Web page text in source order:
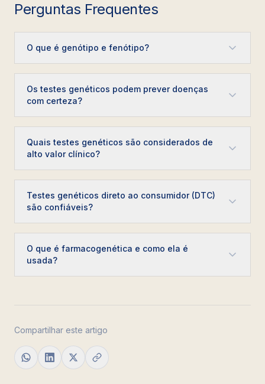
Perguntas Frequentes
O que é genótipo e fenótipo?
Os testes genéticos podem prever doenças
com certeza?
Quais testes genéticos são considerados de
alto valor clínico?
Testes genéticos direto ao consumidor (DTC)
são confiáveis?
O que é farmacogenética e como ela é
usada?
Compartilhar este artigo